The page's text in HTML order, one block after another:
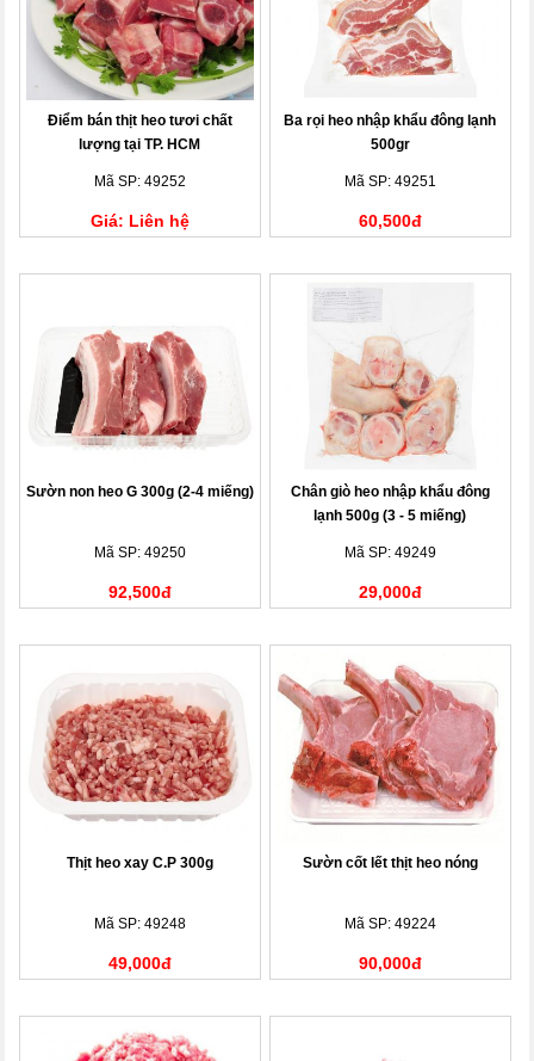
Điểm bán thịt heo tươi chất
lượng tại TP. HCM
Mã SP: 49252
Giá: Liên hệ
Ba rọi heo nhập khẩu đông lạnh
500gr
Mã SP: 49251
60,500đ
Sườn non heo G 300g (2-4 miếng)
Mã SP: 49250
92,500đ
Chân giò heo nhập khẩu đông
lạnh 500g (3 - 5 miếng)
Mã SP: 49249
29,000đ
Thịt heo xay C.P 300g
Mã SP: 49248
49,000đ
Sườn cốt lết thịt heo nóng
Mã SP: 49224
90,000đ